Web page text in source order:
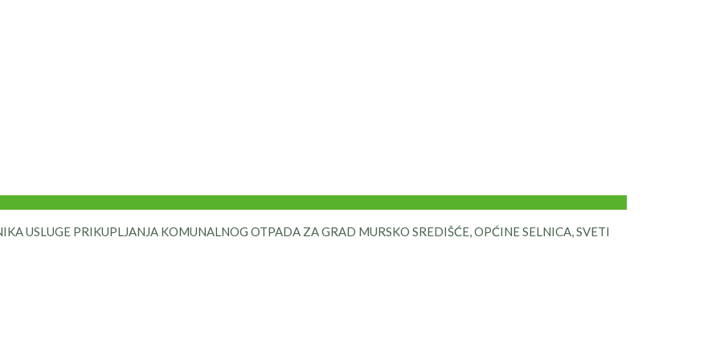
USLUGE PRIKUPLJANJA KOMUNALNOG OTPADA ZA GRAD MURSKO SREDIŠĆE, OPĆINE SELNICA, SVETI